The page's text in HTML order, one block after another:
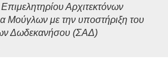
Αρχιτεκτόνων
Μούγλων με την υποστήριξη του
Δωδεκανήσου (ΣΑΔ)